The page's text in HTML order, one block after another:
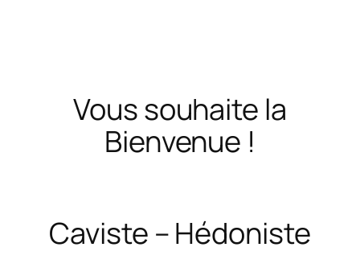
Vous souhaite la
Bienvenue !
Caviste – Hédoniste